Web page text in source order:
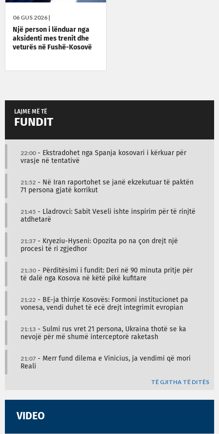
06 GUS 2026 |
Një person i lënduar nga
aksidenti mes trenit dhe
veturës në Fushë-Kosovë
LAJME MË TË
FUNDIT
22:00- Ekstradohet nga Spanja kosovari i kërkuar për
vrasje në tentativë
21:52 - Në Iran raportohet se janë ekzekutuar të paktën
71 persona gjatë korrikut
21:45 - Lladrovci: Sabit Veseli ishte inspirim për të rinjtë
atdhetarë
21:37 - Kryeziu-Hyseni: Opozita po na çon drejt një
procesi të ri zgjedhor
21:30- Përditësimi i fundit: Deri në 90 minuta pritje për
të dalë nga Kosova në këtë pikë kufitare
21:22 - BE-ja thirrje Kosovës: Formoni institucionet pa
vonesa, vendi duhet të ecë drejt integrimit evropian
21:13 - Sulmi rus vret 21 persona, Ukraina thotë se ka
nevojë për më shumë interceptorë raketash
21:07 - Merr fund dilema e Vinicius, ja vendimi që mori
Reali
TË GJITHA TË DITËS
VIDEO